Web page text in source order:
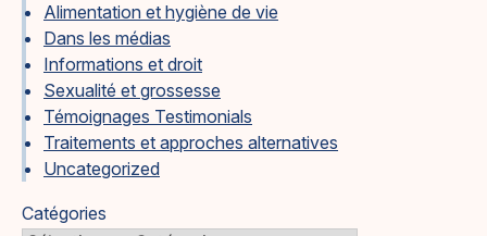
Alimentation et hygiène de vie
Dans les médias
Informations et droit
Sexualité et grossesse
Témoignages Testimonials
Traitements et approches alternatives
Uncategorized
Catégories